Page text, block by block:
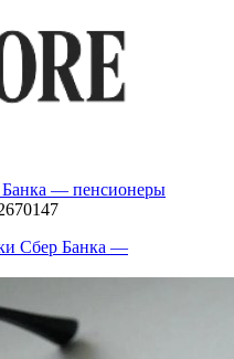
— пенсионеры
Сбер Банка —